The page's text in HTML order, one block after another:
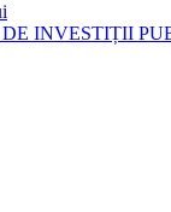
INVESTIȚII